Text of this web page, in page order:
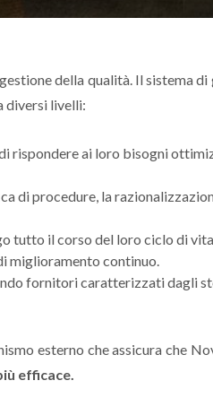
della qualità. Il sistema di
diversi livelli:
rispondere ai loro bisogni
di procedure, la
tutto il corso del loro ciclo di
miglioramento continuo.
fornitori caratterizzati dagli
esterno che assicura che
efficace.